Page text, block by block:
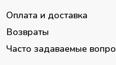
Оплата и доставка
Возвраты
Часто задаваемые